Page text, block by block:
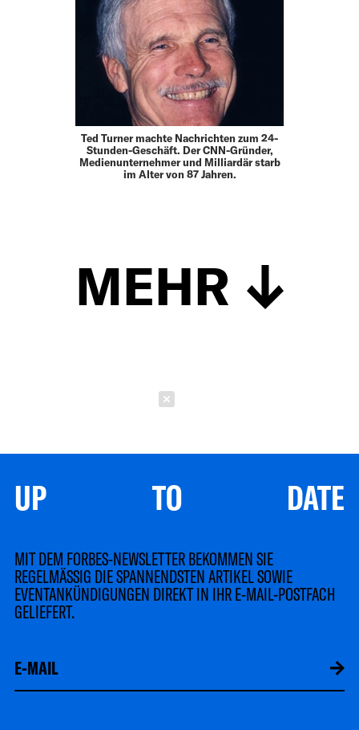
Ted Turner machte Nachrichten zum 24-
Stunden-Geschäft. Der CNN-Gründer,
Medienunternehmer und Milliardär starb
im Alter von 87 Jahren.
MEHR
UP TO DATE
MIT DEM FORBES-NEWSLETTER BEKOMMEN SIE
REGELMÄSSIG DIE SPANNENDSTEN ARTIKEL SOWIE
EVENTANKÜNDIGUNGEN DIREKT IN IHR E-MAIL-POSTFACH
GELIEFERT.